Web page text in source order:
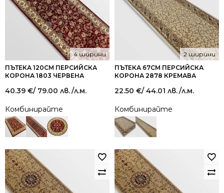
ПЪТЕКА 120СМ ПЕРСИЙСКА
КОРОНА 1803 ЧЕРВЕНА
4 ширини
40.39 €/ 79.00 лв./л.м.
Комбинирайте
ПЪТЕКА 67СМ ПЕРСИЙСКА
КОРОНА 2878 КРЕМАВА
2 ширини
22.50 €/ 44.01 лв./л.м.
Комбинирайте